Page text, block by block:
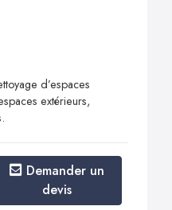
d’espaces
extérieurs,
Demander un
devis